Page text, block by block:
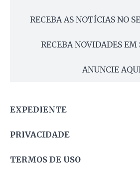
RECEBA AS NOTÍCIAS NO
RECEBA NOVIDADES
ANUNCIE
EXPEDIENTE
PRIVACIDADE
TERMOS DE USO